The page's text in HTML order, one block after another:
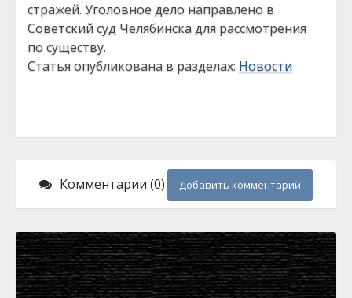
стражей. Уголовное дело направлено в
Советский суд Челябинска для рассмотрения
по существу.
Статья опубликована в разделах: Новости
Комментарии (0) Добавить комментарий